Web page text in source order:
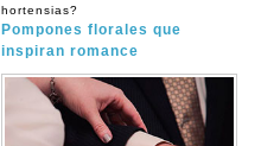
hortensias?
Pompones florales que
inspiran romance